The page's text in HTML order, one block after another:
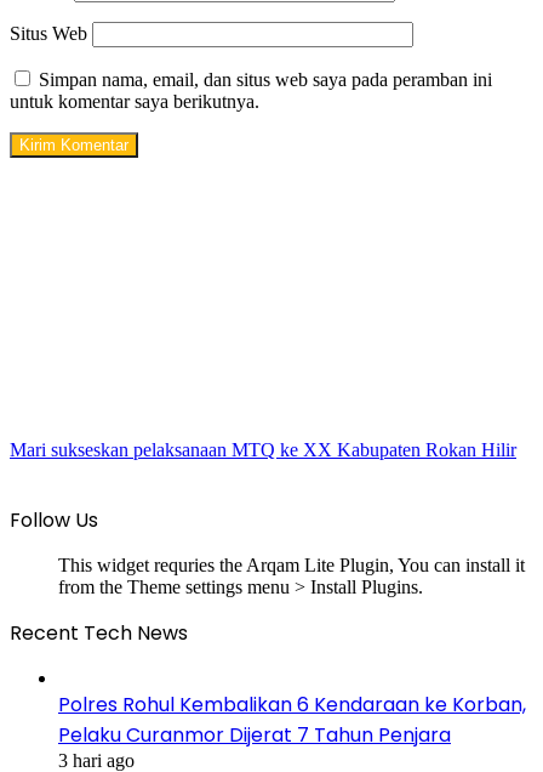
Situs Web
Simpan nama, email, dan situs web saya pada peramban ini
untuk komentar saya berikutnya.
Mari sukseskan pelaksanaan MTQ ke XX Kabupaten Rokan Hilir
Follow Us
This widget requries the Arqam Lite Plugin, You can install it
from the Theme settings menu > Install Plugins.
Recent Tech News
Polres Rohul Kembalikan 6 Kendaraan ke Korban,
Pelaku Curanmor Dijerat 7 Tahun Penjara
3 hari ago